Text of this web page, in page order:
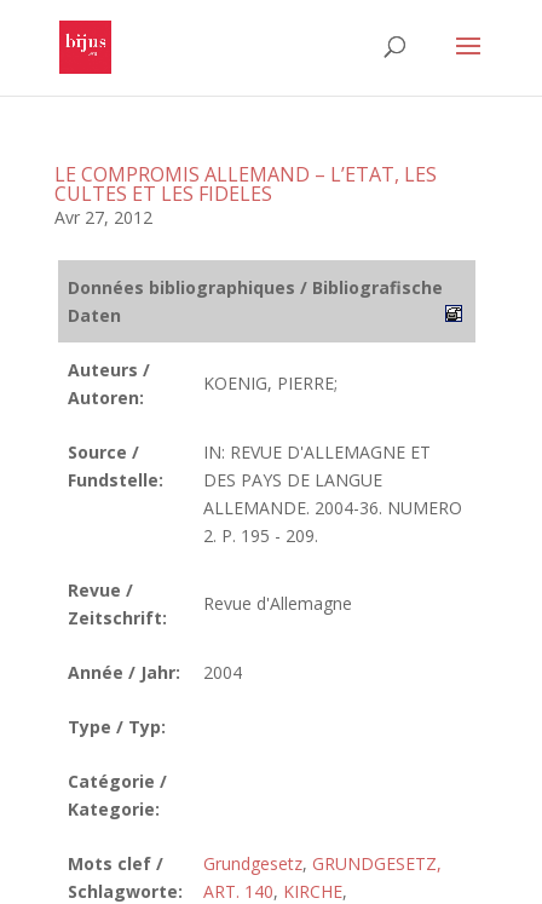
LE COMPROMIS ALLEMAND – L’ETAT, LES
CULTES ET LES FIDELES
Avr 27, 2012
Données bibliographiques / Bibliografische
Daten
Auteurs /
Autoren:
KOENIG, PIERRE;
Source /
Fundstelle:
IN: REVUE D'ALLEMAGNE ET
DES PAYS DE LANGUE
ALLEMANDE. 2004-36. NUMERO
2. P. 195 - 209.
Revue /
Zeitschrift:
Revue d'Allemagne
Année / Jahr: 2004
Type / Typ:
Catégorie /
Kategorie:
Mots clef /
Schlagworte:
Grundgesetz, GRUNDGESETZ,
ART. 140, KIRCHE,